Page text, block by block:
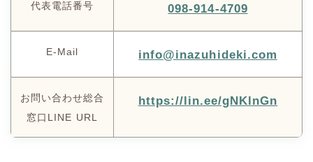
代表電話番号 098-914-4709
E-Mail info@inazuhideki.com
お問い合わせ総合
窓口LINE URL
https://lin.ee/gNKlnGn